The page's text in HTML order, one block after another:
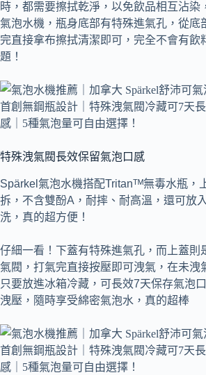
時，都需要擦拭乾淨，以免飲品相互沾染
氣泡水機，瓶身底部有特殊進氣孔，從底
完直接拿布擦拭清潔即可，完全不會有飲
題！
特殊洩氣閥長效保留氣泡口感
Spärkel氣泡水機搭配Tritanᵀᴹ無毒水瓶，
拆，不含雙酚A，耐摔、耐高溫，還可放
洗，真的超方便！
仔細一看！下蓋有特殊進氣孔，而上蓋則
氣閥，打氣完直接按壓即可洩氣，在未洩
只要放進冰箱冷藏，可長效7天保存氣泡
洩壓，隨時享受綿密氣泡水，真的超棒